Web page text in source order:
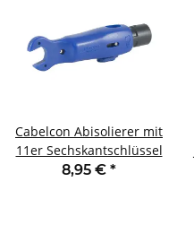
Cabelcon Abisolierer mit
11er Sechskantschlüssel
8,95 € *